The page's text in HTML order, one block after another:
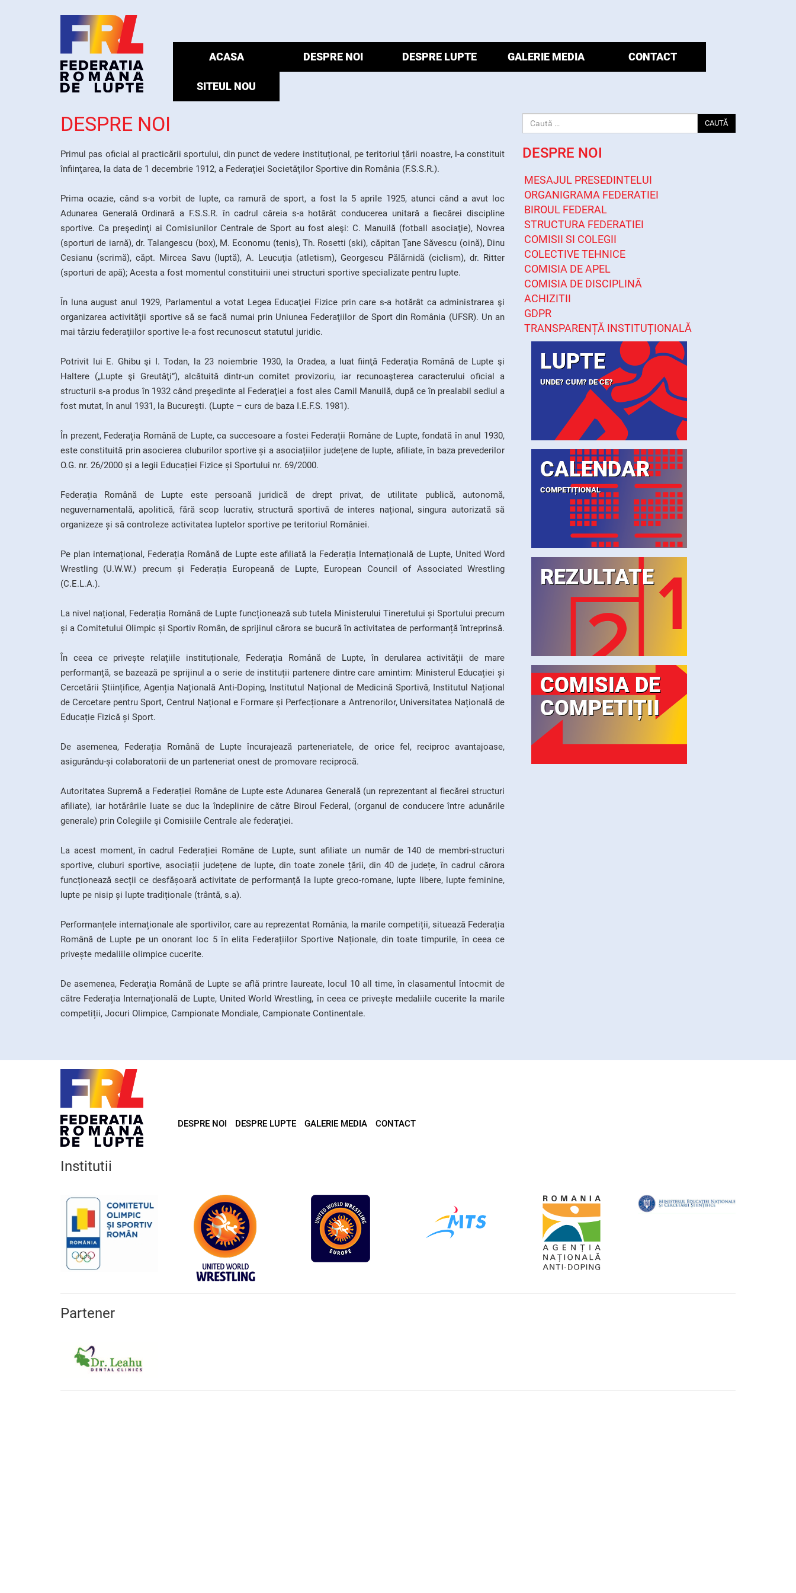
ACASA DESPRE NOI DESPRE LUPTE GALERIE MEDIA CONTACT
SITEUL NOU
DESPRE NOI
Primul pas oficial al practicării sportului, din punct de vedere instituțional, pe teritoriul țării noastre, l-a constituit
înfiinţarea, la data de 1 decembrie 1912, a Federaţiei Societăţilor Sportive din România (F.S.S.R.).
Prima ocazie, când s-a vorbit de lupte, ca ramură de sport, a fost la 5 aprile 1925, atunci când a avut loc
Adunarea Generală Ordinară a F.S.S.R. în cadrul căreia s-a hotărât conducerea unitară a fiecărei discipline
sportive. Ca preşedinţi ai Comisiunilor Centrale de Sport au fost aleşi: C. Manuilă (fotball asociaţie), Novrea
(sporturi de iarnă), dr. Talangescu (box), M. Economu (tenis), Th. Rosetti (ski), căpitan Ţane Săvescu (oină), Dinu
Cesianu (scrimă), căpt. Mircea Savu (luptă), A. Leucuţia (atletism), Georgescu Pălărnidă (ciclism), dr. Ritter
(sporturi de apă); Acesta a fost momentul constituirii unei structuri sportive specializate pentru lupte.
În luna august anul 1929, Parlamentul a votat Legea Educaţiei Fizice prin care s-a hotărât ca administrarea şi
organizarea activităţii sportive să se facă numai prin Uniunea Federaţiilor de Sport din România (UFSR). Un an
mai târziu federaţiilor sportive le-a fost recunoscut statutul juridic.
Potrivit lui E. Ghibu şi I. Todan, la 23 noiembrie 1930, la Oradea, a luat fiinţă Federaţia Română de Lupte şi
Haltere („Lupte şi Greutăţi”), alcătuită dintr-un comitet provizoriu, iar recunoaşterea caracterului oficial a
structurii s-a produs în 1932 când preşedinte al Federaţiei a fost ales Camil Manuilă, după ce în prealabil sediul a
fost mutat, în anul 1931, la Bucureşti. (Lupte – curs de baza I.E.F.S. 1981).
În prezent, Federația Română de Lupte, ca succesoare a fostei Federații Române de Lupte, fondată în anul 1930,
este constituită prin asocierea cluburilor sportive și a asociațiilor județene de lupte, afiliate, în baza prevederilor
O.G. nr. 26/2000 și a legii Educației Fizice și Sportului nr. 69/2000.
Federația Română de Lupte este persoană juridică de drept privat, de utilitate publică, autonomă,
neguvernamentală, apolitică, fără scop lucrativ, structură sportivă de interes național, singura autorizată să
organizeze și să controleze activitatea luptelor sportive pe teritoriul României.
Pe plan internațional, Federația Română de Lupte este afiliată la Federația Internațională de Lupte, United Word
Wrestling (U.W.W.) precum și Federația Europeană de Lupte, European Council of Associated Wrestling
(C.E.L.A.).
La nivel național, Federația Română de Lupte funcționează sub tutela Ministerului Tineretului și Sportului precum
și a Comitetului Olimpic și Sportiv Român, de sprijinul cărora se bucură în activitatea de performanță întreprinsă.
În ceea ce privește relațiile instituționale, Federația Română de Lupte, în derularea activității de mare
performanță, se bazează pe sprijinul a o serie de instituții partenere dintre care amintim: Ministerul Educației și
Cercetării Științifice, Agenția Națională Anti-Doping, Institutul Național de Medicină Sportivă, Institutul Național
de Cercetare pentru Sport, Centrul Național e Formare și Perfecționare a Antrenorilor, Universitatea Națională de
Educație Fizică și Sport.
De asemenea, Federația Română de Lupte încurajează parteneriatele, de orice fel, reciproc avantajoase,
asigurându-și colaboratorii de un parteneriat onest de promovare reciprocă.
Autoritatea Supremă a Federației Române de Lupte este Adunarea Generală (un reprezentant al fiecărei structuri
afiliate), iar hotărârile luate se duc la îndeplinire de către Biroul Federal, (organul de conducere între adunările
generale) prin Colegiile şi Comisiile Centrale ale federației.
La acest moment, în cadrul Federației Române de Lupte, sunt afiliate un număr de 140 de membri-structuri
sportive, cluburi sportive, asociații județene de lupte, din toate zonele țării, din 40 de județe, în cadrul cărora
funcționează secții ce desfășoară activitate de performanță la lupte greco-romane, lupte libere, lupte feminine,
lupte pe nisip și lupte tradiționale (trântă, s.a).
Performanțele internaționale ale sportivilor, care au reprezentat România, la marile competiții, situează Federația
Română de Lupte pe un onorant loc 5 în elita Federațiilor Sportive Naționale, din toate timpurile, în ceea ce
privește medaliile olimpice cucerite.
De asemenea, Federația Română de Lupte se află printre laureate, locul 10 all time, în clasamentul întocmit de
către Federația Internațională de Lupte, United World Wrestling, în ceea ce privește medaliile cucerite la marile
competiții, Jocuri Olimpice, Campionate Mondiale, Campionate Continentale.
CAUTĂ
DESPRE NOI
MESAJUL PRESEDINTELUI
ORGANIGRAMA FEDERATIEI
BIROUL FEDERAL
STRUCTURA FEDERATIEI
COMISII SI COLEGII
COLECTIVE TEHNICE
COMISIA DE APEL
COMISIA DE DISCIPLINĂ
ACHIZITII
GDPR
TRANSPARENȚĂ INSTITUȚIONALĂ
LUPTE
UNDE? CUM? DE CE?
CALENDAR
COMPETIȚIONAL
REZULTATE
COMISIA DE
COMPETIȚII
DESPRE NOI DESPRE LUPTE GALERIE MEDIA CONTACT
Institutii
Partener